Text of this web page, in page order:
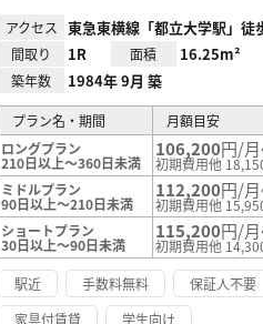
アクセス 東急東横線「都立大学駅」徒
間取り 1R 面積 16.25m²
築年数 1984年 9月 築
プラン名・期間
月額目安
ロングプラン
210日以上～360日未満
106,200円/
初期費用他
ミドルプラン
90日以上～210日未満
112,200円/
初期費用他
ショートプラン
30日以上～90日未満
115,200円/
初期費用他
駅近
手数料無料
保証人不要
家具付賃貸
学生向け